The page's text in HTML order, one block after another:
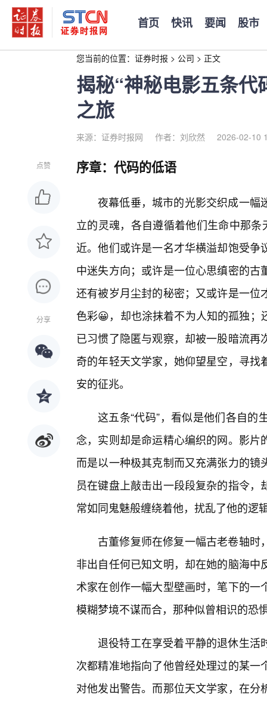
首页 快讯 要闻 股市
您当前的位置： 证券时报 > 公司 > 正文
揭秘“神秘电影五条
之旅
来源：证券时报网 作者：刘欣然 2026-02-10
点赞
分享
序章：代码的低语
夜幕低垂，城市的光影交织成一幅
立的灵魂，各自遵循着他们生命中那
近。他们或许是一名才华横溢却饱受
中迷失方向；或许是一位心思缜密的
还有被岁月尘封的秘密；又或许是一
色彩😀，却也涂抹着不为人知的孤独
已习惯了隐匿与观察，却被一股暗流
奇的年轻天文学家，她仰望星空，寻
安的征兆。
这五条“代码”，看似是他们各自
念，实则却是命运精心编织的网。影
而是以一种极其克制而又充满张力的
员在键盘上敲击出一段段复杂的指令
常如同鬼魅般缠绕着他，扰乱了他的逻
古董修复师在修复一幅古老卷轴
非出自任何已知文明，却在她的脑海
术家在创作一幅大型壁画时，笔下的
模糊梦境不谋而合，那种似曾相识的恐
退役特工在享受着平静的退休生
次都精准地指向了他曾经处理过的某
对他发出警告。而那位天文学家，在